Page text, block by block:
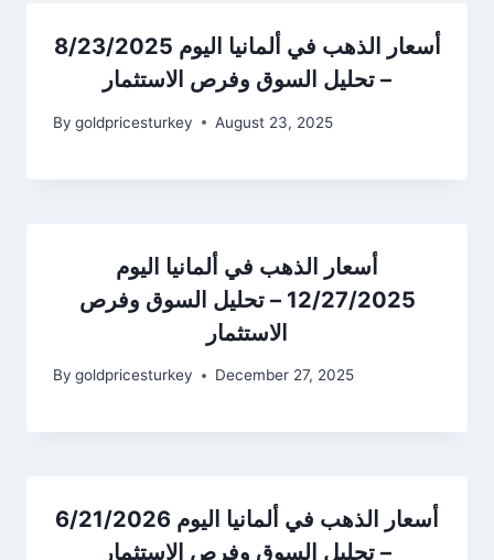
أسعار الذهب في ألمانيا اليوم 8/23/2025
– تحليل السوق وفرص الاستثمار
By goldpricesturkey August 23, 2025
أسعار الذهب في ألمانيا اليوم
12/27/2025 – تحليل السوق وفرص
الاستثمار
By goldpricesturkey December 27, 2025
أسعار الذهب في ألمانيا اليوم 6/21/2026
– تحليل السوق وفرص الاستثمار